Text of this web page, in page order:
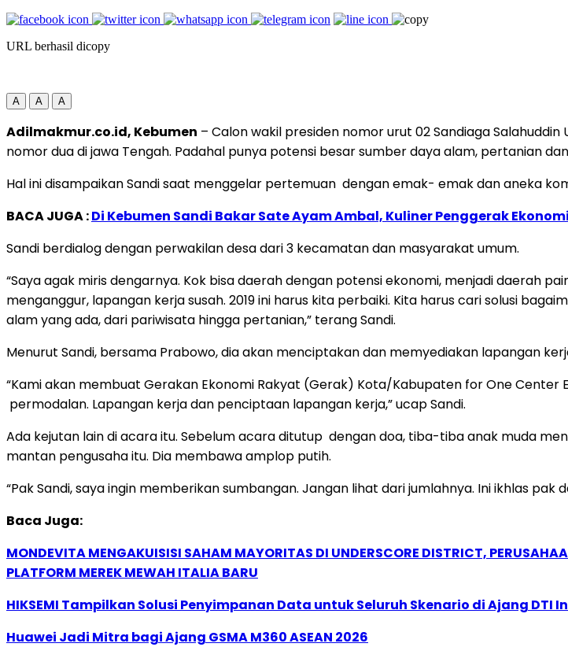
URL berhasil dicopy
A A A
Adilmakmur.co.id, Kebumen – Calon wakil presiden nomor urut 02 Sandiaga
nomor dua di jawa Tengah. Padahal punya potensi besar sumber daya alam, pertanian
Hal ini disampaikan Sandi saat menggelar pertemuan dengan emak- emak dan aneka
BACA JUGA :Di Kebumen Sandi Bakar Sate Ayam Ambal, Kuliner Penggerak Ekonomi
Sandi berdialog dengan perwakilan desa dari 3 kecamatan dan masyarakat umum.
“Saya agak miris dengarnya. Kok bisa daerah dengan potensi ekonomi, menjadi daerah
menganggur, lapangan kerja susah. 2019 ini harus kita perbaiki. Kita harus cari solusi
alam yang ada, dari pariwisata hingga pertanian,” terang Sandi.
Menurut Sandi, bersama Prabowo, dia akan menciptakan dan memyediakan lapangan
“Kami akan membuat Gerakan Ekonomi Rakyat (Gerak) Kota/Kabupaten for One
permodalan. Lapangan kerja dan penciptaan lapangan kerja,” ucap Sandi.
Ada kejutan lain di acara itu. Sebelum acara ditutup dengan doa, tiba-tiba anak muda
mantan pengusaha itu. Dia membawa amplop putih.
“Pak Sandi, saya ingin memberikan sumbangan. Jangan lihat dari jumlahnya. Ini ikhlas
Baca Juga:
MONDEVITA MENGAKUISISI SAHAM MAYORITAS DI UNDERSCORE DISTRICT,
PLATFORM MEREK MEWAH ITALIA BARU
HIKSEMI Tampilkan Solusi Penyimpanan Data untuk Seluruh Skenario di Ajang
Huawei Jadi Mitra bagi Ajang GSMA M360 ASEAN 2026